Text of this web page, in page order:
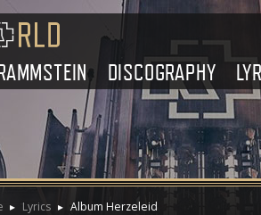
DISCOGRAPHY
Lyrics Album Herzeleid